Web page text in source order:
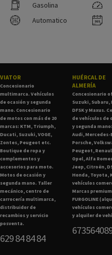
Gasolina
Automatico
VIATOR
Concesionario
multimarca. Vehículos
de ocasión y segunda
mano. Concesionario
de motos con más de 20
marcas: KTM, Triumph,
Ducati, Suzuki, VOGE,
Zontes, Peugeot etc.
Boutique de ropa y
complementos y
accesorios para moto.
Motos de ocasión y
segunda mano. Taller
mecánico, centro de
carrocería multimarca,
distribuidor de
recambios y servicio
posventa.
629 84 84 84
HUÉRCAL DE
ALMERÍA
Concesionario
Suzuki, Subaru,
DFSK y Maxus.
de vehículos de
y segunda
Audi, Mercedes-
Porsche,
Peugeot,
Opel, Alfa
Jeep, Citroën,
Honda, Toyota,
vehículos
Marcas
FURGOLINE
vehículos
y alquiler de